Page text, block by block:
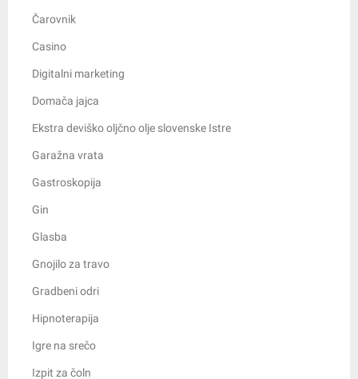
Čarovnik
Casino
Digitalni marketing
Domača jajca
Ekstra deviško oljčno olje slovenske Istre
Garažna vrata
Gastroskopija
Gin
Glasba
Gnojilo za travo
Gradbeni odri
Hipnoterapija
Igre na srečo
Izpit za čoln